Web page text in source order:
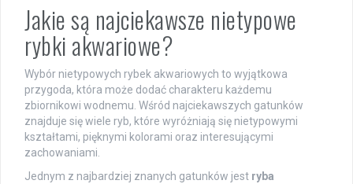
Jakie są najciekawsze nietypowe
rybki akwariowe?
Wybór nietypowych rybek akwariowych to wyjątkowa
przygoda, która może dodać charakteru każdemu
zbiornikowi wodnemu. Wśród najciekawszych gatunków
znajduje się wiele ryb, które wyróżniają się nietypowymi
kształtami, pięknymi kolorami oraz interesującymi
zachowaniami.
Jednym z najbardziej znanych gatunków jest ryba